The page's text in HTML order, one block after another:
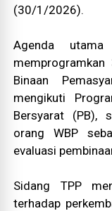
(30/1/2026).
Agenda
Binaan
mengikuti
Bersyarat (PB),
orang WBP
evaluasi
Sidang TPP
terhadap